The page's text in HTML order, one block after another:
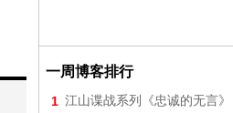
一周博客排行
1 江山谍战系列《忠诚的无言》